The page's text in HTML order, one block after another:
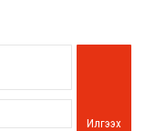
Илгээх